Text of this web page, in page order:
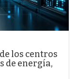
los centros
de energía,